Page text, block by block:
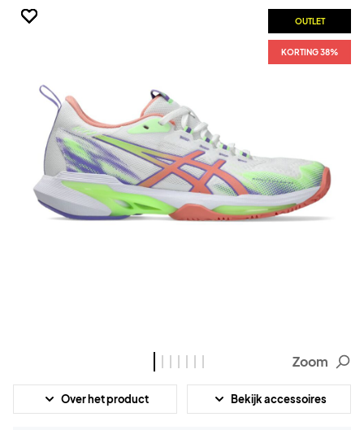
OUTLET
KORTING 38%
OUTLET
KORTING 38%
OUTLET
KORTING 38%
OUTLET
KORTING 38%
OUTLET
KORTING 38%
OUTLET
KORTING 38%
OUTLET
KORTING 38%
Zoom
Over het product Bekijk accessoires